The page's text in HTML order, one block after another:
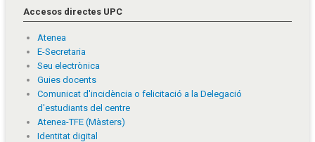
Accesos directes UPC
Atenea
E-Secretaria
Seu electrònica
Guies docents
Comunicat d'incidència o felicitació a la Delegació
d'estudiants del centre
Atenea-TFE (Màsters)
Identitat digital